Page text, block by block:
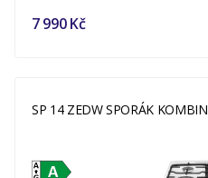
7 990 Kč
SP 14 ZEDW SPORÁK